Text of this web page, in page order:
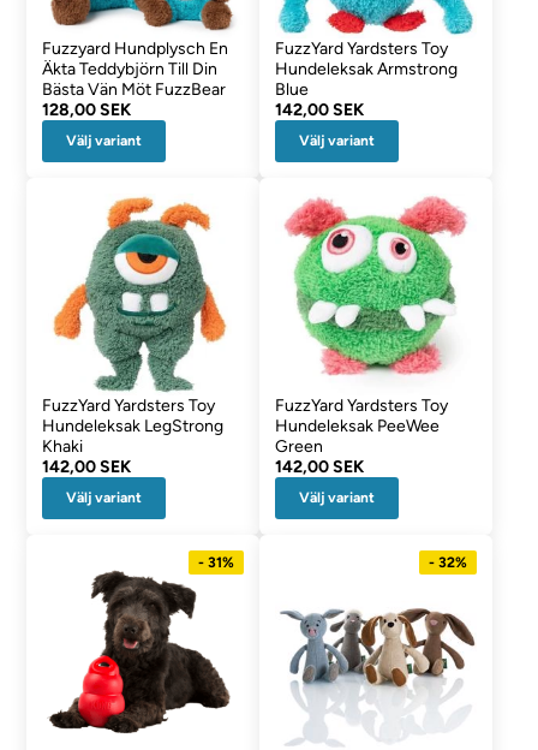
Fuzzyard Hundplysch En
Äkta Teddybjörn Till Din
Bästa Vän Möt FuzzBear
128,00 SEK
Välj variant
FuzzYard Yardsters Toy
Hundeleksak Armstrong
Blue
142,00 SEK
Välj variant
FuzzYard Yardsters Toy
Hundeleksak LegStrong
Khaki
142,00 SEK
Välj variant
FuzzYard Yardsters Toy
Hundeleksak PeeWee
Green
142,00 SEK
Välj variant
- 31% - 32%